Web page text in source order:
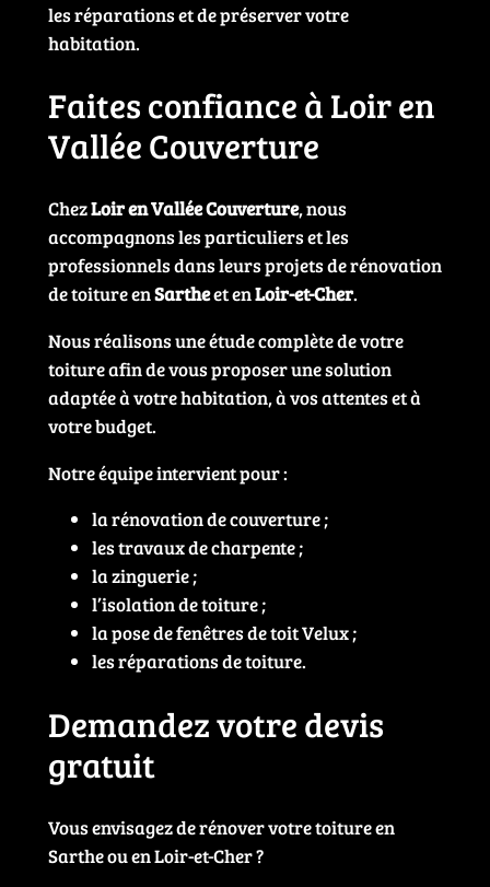
les réparations et de préserver votre
habitation.
Faites confiance à Loir en
Vallée Couverture
ChezLoir en Vallée Couverture, nous
accompagnons les particuliers et les
professionnels dans leurs projets de rénovation
de toiture enSartheet enLoir-et-Cher.
Nous réalisons une étude complète de votre
toiture afin de vous proposer une solution
adaptée à votre habitation, à vos attentes et à
votre budget.
Notre équipe intervient pour :
la rénovation de couverture ;
les travaux de charpente ;
la zinguerie ;
l’isolation de toiture ;
la pose de fenêtres de toit Velux ;
les réparations de toiture.
Demandez votre devis
gratuit
Vous envisagez de rénover votre toiture en
Sarthe ou en Loir-et-Cher ?